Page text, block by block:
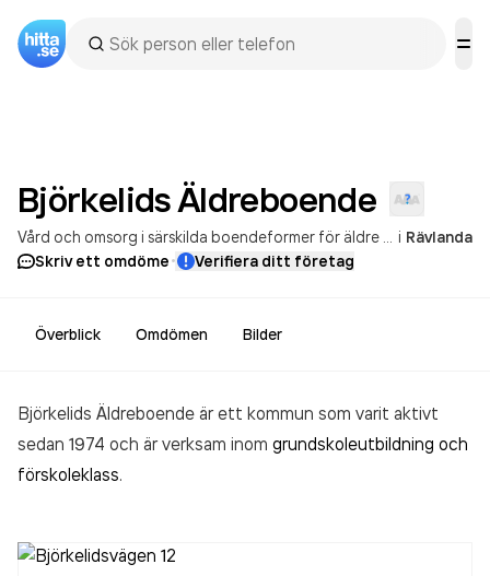
BjörkelidsÄldreboende
i Rävlanda
Skriv ett omdöme· Verifiera ditt företag
Överblick Omdömen Bilder
Björkelids Äldreboende är ett kommun som varit aktivt
sedan 1974 och är verksam inom grundskoleutbildning och
förskoleklass.